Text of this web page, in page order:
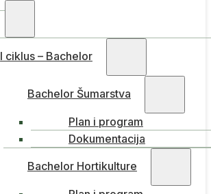
I ciklus – Bachelor
Bachelor Šumarstva
Plan i program
Dokumentacija
Bachelor Hortikulture